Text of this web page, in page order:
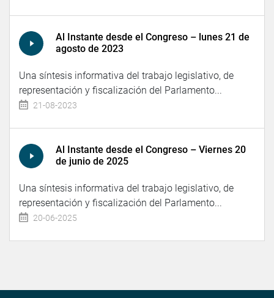
Al Instante desde el Congreso – lunes 21 de
agosto de 2023
Una síntesis informativa del trabajo legislativo, de
representación y fiscalización del Parlamento...
21-08-2023
Al Instante desde el Congreso – Viernes 20
de junio de 2025
Una síntesis informativa del trabajo legislativo, de
representación y fiscalización del Parlamento...
20-06-2025